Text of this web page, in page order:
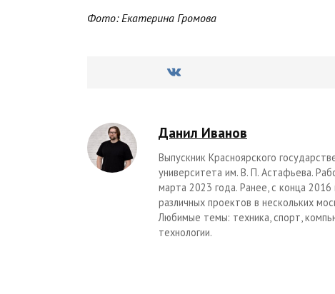
Фото: Екатерина Громова
Данил Иванов
Выпускник Красноярского
университета им. В. П. Астафьева.
марта 2023 года. Ранее, с конца
различных проектов в нескольких
Любимые темы: техника, спорт,
технологии.